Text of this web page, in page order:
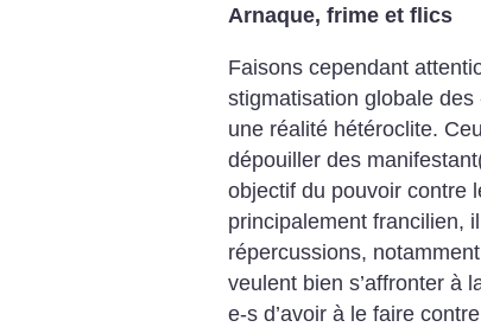
Arnaque, frime et flics
Faisons cependant
stigmatisation globale des
une réalité hétéroclite.
dépouiller des
objectif du pouvoir contre
principalement francilien,
répercussions,
veulent bien s’affronter à
e-s d’avoir à le faire